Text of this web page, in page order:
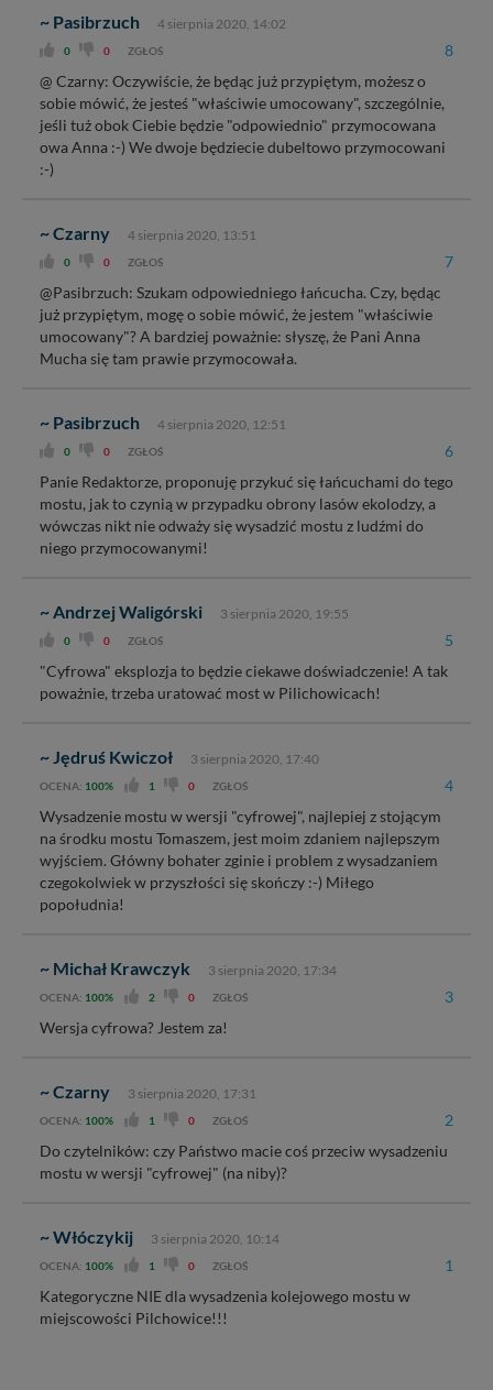
~ Pasibrzuch 4 sierpnia 2020, 14:02
0 0 ZGŁOŚ 8
@ Czarny: Oczywiście, że będąc już przypiętym, możesz o
sobie mówić, że jesteś "właściwie umocowany", szczególnie,
jeśli tuż obok Ciebie będzie "odpowiednio" przymocowana
owa Anna :-) We dwoje będziecie dubeltowo przymocowani
:-)
~ Czarny 4 sierpnia 2020, 13:51
0 0 ZGŁOŚ 7
@Pasibrzuch: Szukam odpowiedniego łańcucha. Czy, będąc
już przypiętym, mogę o sobie mówić, że jestem "właściwie
umocowany"? A bardziej poważnie: słyszę, że Pani Anna
Mucha się tam prawie przymocowała.
~ Pasibrzuch 4 sierpnia 2020, 12:51
0 0 ZGŁOŚ 6
Panie Redaktorze, proponuję przykuć się łańcuchami do tego
mostu, jak to czynią w przypadku obrony lasów ekolodzy, a
wówczas nikt nie odważy się wysadzić mostu z ludźmi do
niego przymocowanymi!
~ Andrzej Waligórski 3 sierpnia 2020, 19:55
0 0 ZGŁOŚ 5
"Cyfrowa" eksplozja to będzie ciekawe doświadczenie! A tak
poważnie, trzeba uratować most w Pilichowicach!
~ Jędruś Kwiczoł 3 sierpnia 2020, 17:40
OCENA: 100% 1 0 ZGŁOŚ 4
Wysadzenie mostu w wersji "cyfrowej", najlepiej z stojącym
na środku mostu Tomaszem, jest moim zdaniem najlepszym
wyjściem. Główny bohater zginie i problem z wysadzaniem
czegokolwiek w przyszłości się skończy :-) Miłego
popołudnia!
~ Michał Krawczyk 3 sierpnia 2020, 17:34
OCENA: 100% 2 0 ZGŁOŚ 3
Wersja cyfrowa? Jestem za!
~ Czarny 3 sierpnia 2020, 17:31
OCENA: 100% 1 0 ZGŁOŚ 2
Do czytelników: czy Państwo macie coś przeciw wysadzeniu
mostu w wersji "cyfrowej" (na niby)?
~ Włóczykij 3 sierpnia 2020, 10:14
OCENA: 100% 1 0 ZGŁOŚ 1
Kategoryczne NIE dla wysadzenia kolejowego mostu w
miejscowości Pilchowice!!!